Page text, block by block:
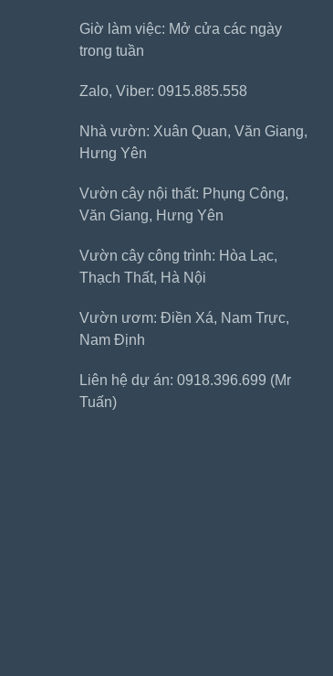
Giờ làm việc: Mở cửa các ngày
trong tuần
Zalo, Viber: 0915.885.558
Nhà vườn: Xuân Quan, Văn Giang,
Hưng Yên
Vườn cây nội thất: Phụng Công,
Văn Giang, Hưng Yên
Vườn cây công trình: Hòa Lạc,
Thạch Thất, Hà Nội
Vườn ươm: Điền Xá, Nam Trực,
Nam Định
Liên hệ dự án: 0918.396.699 (Mr
Tuấn)